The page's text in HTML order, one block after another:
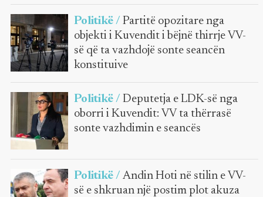
Politikë / Partitë opozitare nga
objekti i Kuvendit i bëjnë thirrje VV-
së që ta vazhdojë sonte seancën
konstituive
Politikë / Deputetja e LDK-së nga
oborri i Kuvendit: VV ta thërrasë
sonte vazhdimin e seancës
Politikë / Andin Hoti në stilin e VV-
së e shkruan një postim plot akuza